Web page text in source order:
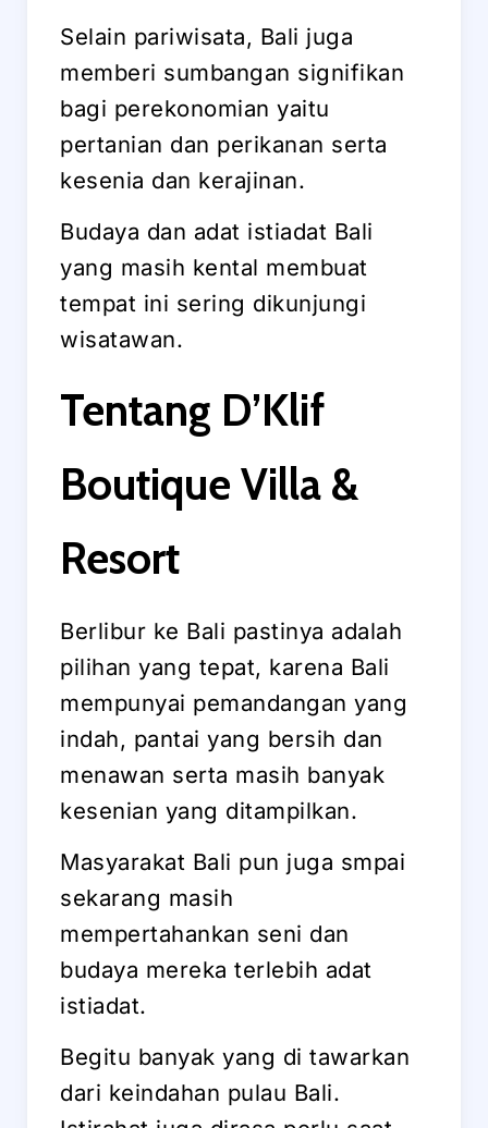
Selain pariwisata, Bali juga
memberi sumbangan signifikan
bagi perekonomian yaitu
pertanian dan perikanan serta
kesenia dan kerajinan.
Budaya dan adat istiadat Bali
yang masih kental membuat
tempat ini sering dikunjungi
wisatawan.
Tentang D’Klif
Boutique Villa &
Resort
Berlibur ke Bali pastinya adalah
pilihan yang tepat, karena Bali
mempunyai pemandangan yang
indah, pantai yang bersih dan
menawan serta masih banyak
kesenian yang ditampilkan.
Masyarakat Bali pun juga smpai
sekarang masih
mempertahankan seni dan
budaya mereka terlebih adat
istiadat.
Begitu banyak yang di tawarkan
dari keindahan pulau Bali.